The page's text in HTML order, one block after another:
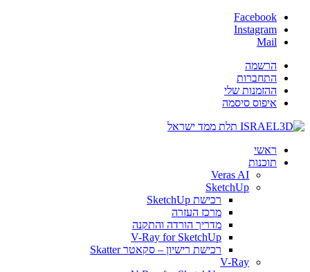
Facebook
Instagram
Mail
הרשמה
התחברות
ההזמנות שלי
איפוס סיסמה
ראשי
תוכנות
Veras AI
SketchUp
רכישת SketchUp
מרכז העזרה
מדריך הורדה והתקנה
V-Ray for SketchUp
רכישת רישיון – סקאטר Skatter
V-Ray